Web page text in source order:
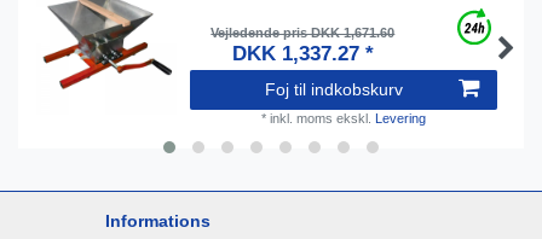
Vejledende pris DKK 1,671.60
DKK 1,337.27 *
Foj til indkobskurv
* inkl. moms ekskl. Levering
Informations